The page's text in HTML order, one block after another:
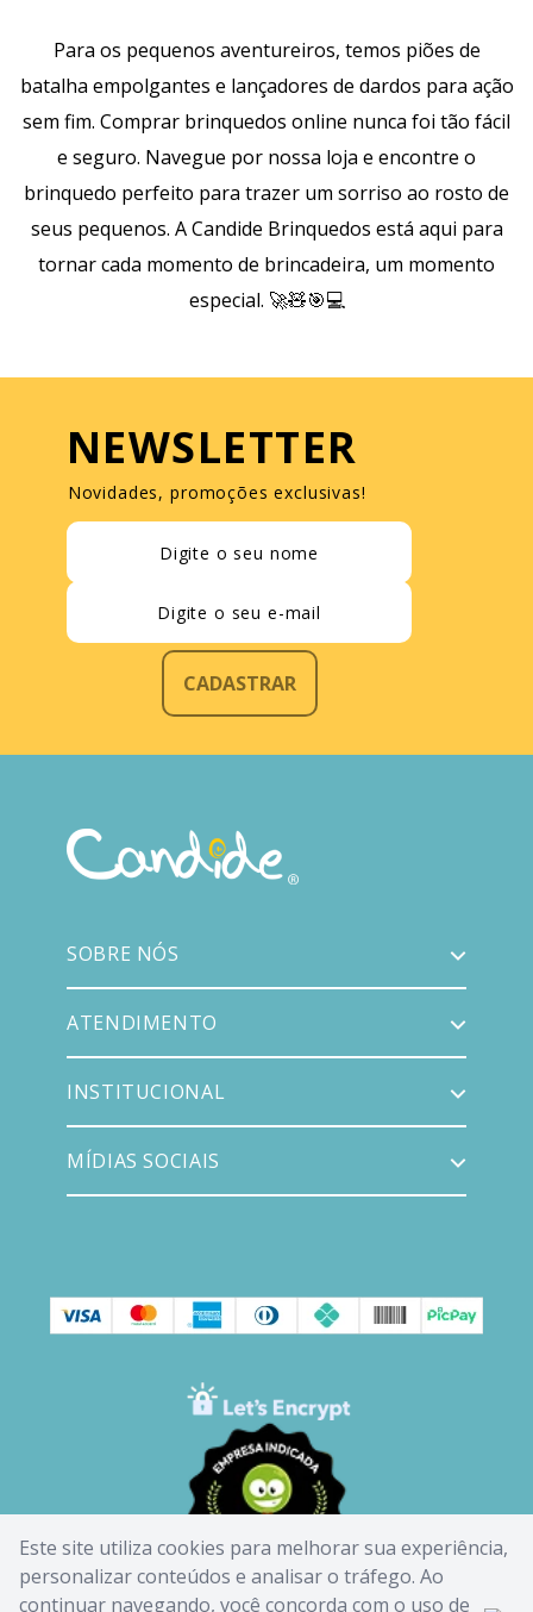
Este site utiliza cookies para melhorar sua experiência,
personalizar conteúdos e analisar o tráfego. Ao
continuar navegando, você concorda com o uso de
Para os pequenos aventureiros, temos piões de
batalha empolgantes e lançadores de dardos para ação
sem fim. Comprar brinquedos online nunca foi tão fácil
e seguro. Navegue por nossa loja e encontre o
brinquedo perfeito para trazer um sorriso ao rosto de
seus pequenos. A Candide Brinquedos está aqui para
tornar cada momento de brincadeira, um momento
especial. 🚀🧸🎯💻
NEWSLETTER
Novidades, promoções exclusivas!
CADASTRAR
SOBRE NÓS
ATENDIMENTO
INSTITUCIONAL
MÍDIAS SOCIAIS